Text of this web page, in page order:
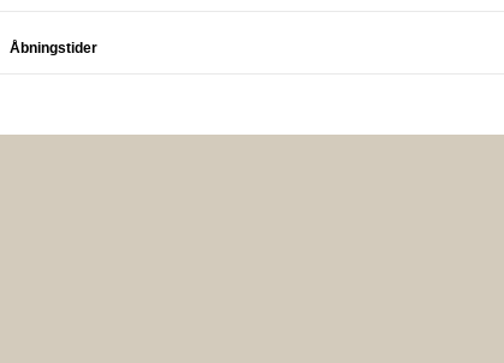
Åbningstider